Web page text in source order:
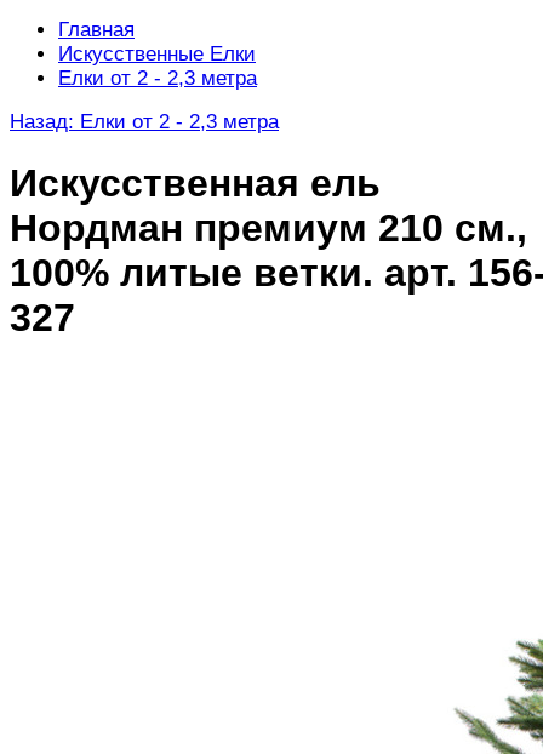
Главная
Искусственные Елки
Елки от 2 - 2,3 метра
Назад: Елки от 2 - 2,3 метра
Искусственная ель
Нордман премиум 210 см.,
100% литые ветки. арт.
327